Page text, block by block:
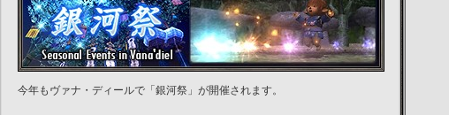
今年もヴァナ・ディールで「銀河祭」が開催されます。